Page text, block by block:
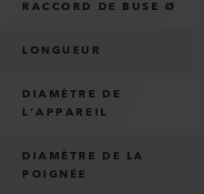
RACCORD DE BUSE Ø
LONGUEUR
DIAMÈTRE DE
L’APPAREIL
DIAMÈTRE DE LA
POIGNÉE